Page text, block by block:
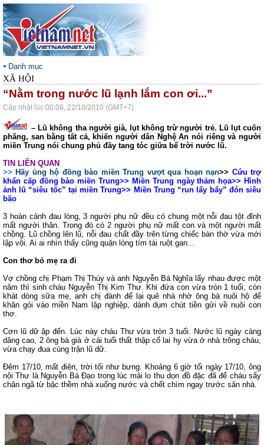
Danh mục
XÃ HỘI
“Nằm trong nước lũ lạnh lắm con ơi...”
Cập nhật lúc 00:08, 22/10/2010 (GMT+7)
– Lũ không tha người già, lụt không trừ người trẻ. Lũ lụt cuốn
phăng, san bằng tất cả, khiến người dân Nghệ An nói riêng và người
miền Trung nói chung phủ đầy tang tóc giữa bể trời nước lũ.
TIN LIÊN QUAN
>> Hãy ủng hộ đồng bào miền Trung vượt qua hoạn nạn>> Cứu trợ
khẩn cấp đồng bào miền Trung>> Miền Trung ngày thảm họa>> Hình
ảnh lũ “siêu tốc” tại miền Trung>> Miền Trung “run lẩy bẩy” đón siêu
bão
3 hoàn cảnh đau lòng, 3 người phụ nữ đều có chung một nỗi đau tột đỉnh
mất người thân. Trong đó có 2 người phụ nữ mất con và một người mất
chồng. Lũ chồng lên lũ, nỗi đau chất đầy trên từng chiếc bàn thờ vừa mới
lập vội. Ai ai nhìn thấy cũng quặn lòng tím tái ruột gan...
Con thơ bỏ mẹ ra đi
Vợ chồng chị Phạm Thị Thúy và anh Nguyễn Bá Nghĩa lấy nhau được một
năm thì sinh cháu Nguyễn Thị Kim Thư. Khi đứa con vừa tròn 1 tuổi, còn
khát dòng sữa mẹ, anh chị đành để lại quê nhà nhờ ông bà nuôi hộ để
khăn gói vào miền Nam lập nghiệp, dành dụm chút tiền gửi về nuôi con
thơ.
Cơn lũ dữ ập đến. Lúc này cháu Thư vừa tròn 3 tuổi. Nước lũ ngày càng
dâng cao, 2 ông bà già ở cái tuổi thất thập cổ lai hy vừa ở nhà trông cháu,
vừa chạy đua cùng trận lũ dữ.
Đêm 17/10, mất điện, trời tối như bưng. Khoảng 6 giờ tối ngày 17/10, ông
nội Thư là Nguyễn Bá Đạo trong lúc mải lo thu dọn đồ đặc đã để cháu sẩy
chân ngã từ bậc thềm nhà xuống nước và chết chìm ngay trước sân nhà.